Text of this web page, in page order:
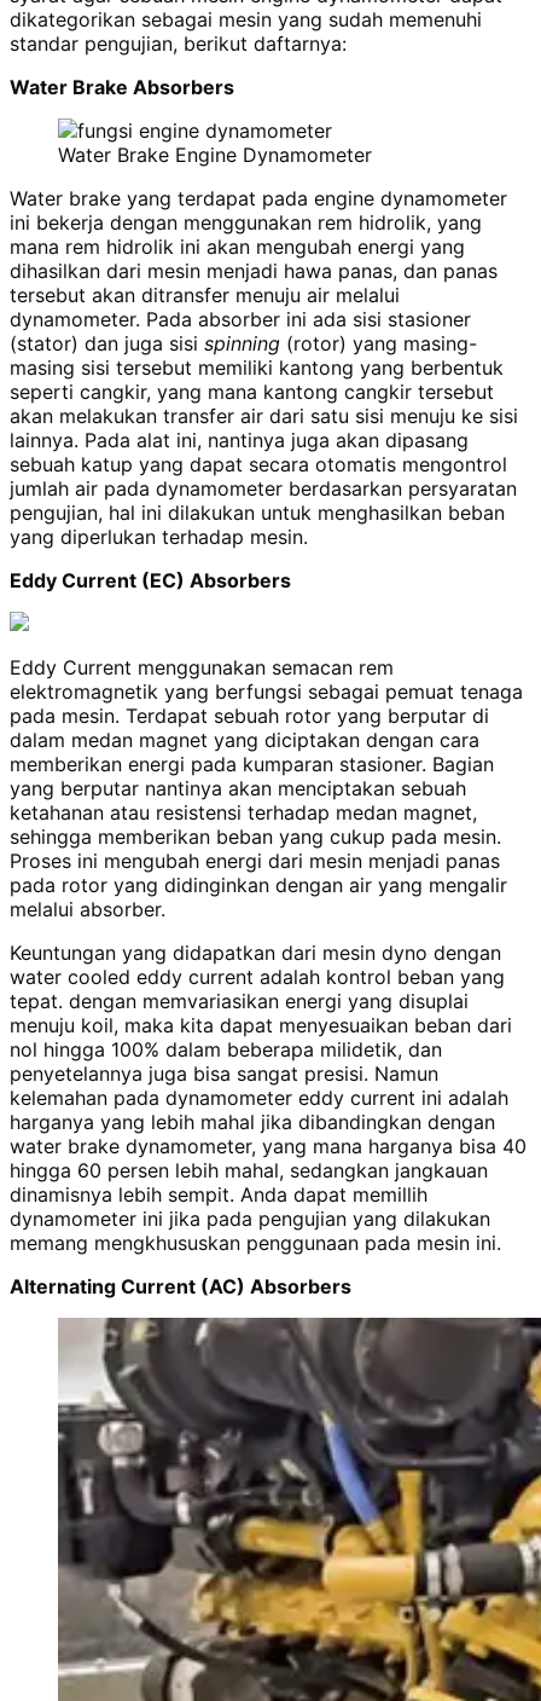
dikategorikan sebagai mesin yang sudah memenuhi
standar pengujian, berikut daftarnya:
Water Brake Absorbers
Water Brake Engine Dynamometer
Water brake yang terdapat pada engine dynamometer
ini bekerja dengan menggunakan rem hidrolik, yang
mana rem hidrolik ini akan mengubah energi yang
dihasilkan dari mesin menjadi hawa panas, dan panas
tersebut akan ditransfer menuju air melalui
dynamometer. Pada absorber ini ada sisi stasioner
(stator) dan juga sisi spinning (rotor) yang masing-
masing sisi tersebut memiliki kantong yang berbentuk
seperti cangkir, yang mana kantong cangkir tersebut
akan melakukan transfer air dari satu sisi menuju ke sisi
lainnya. Pada alat ini, nantinya juga akan dipasang
sebuah katup yang dapat secara otomatis mengontrol
jumlah air pada dynamometer berdasarkan persyaratan
pengujian, hal ini dilakukan untuk menghasilkan beban
yang diperlukan terhadap mesin.
Eddy Current (EC) Absorbers
Eddy Current menggunakan semacan rem
elektromagnetik yang berfungsi sebagai pemuat tenaga
pada mesin. Terdapat sebuah rotor yang berputar di
dalam medan magnet yang diciptakan dengan cara
memberikan energi pada kumparan stasioner. Bagian
yang berputar nantinya akan menciptakan sebuah
ketahanan atau resistensi terhadap medan magnet,
sehingga memberikan beban yang cukup pada mesin.
Proses ini mengubah energi dari mesin menjadi panas
pada rotor yang didinginkan dengan air yang mengalir
melalui absorber.
Keuntungan yang didapatkan dari mesin dyno dengan
water cooled eddy current adalah kontrol beban yang
tepat. dengan memvariasikan energi yang disuplai
menuju koil, maka kita dapat menyesuaikan beban dari
nol hingga 100% dalam beberapa milidetik, dan
penyetelannya juga bisa sangat presisi. Namun
kelemahan pada dynamometer eddy current ini adalah
harganya yang lebih mahal jika dibandingkan dengan
water brake dynamometer, yang mana harganya bisa 40
hingga 60 persen lebih mahal, sedangkan jangkauan
dinamisnya lebih sempit. Anda dapat memillih
dynamometer ini jika pada pengujian yang dilakukan
memang mengkhususkan penggunaan pada mesin ini.
Alternating Current (AC) Absorbers